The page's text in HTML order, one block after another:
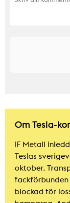
Om Tesla-
IF Metall
Teslas
oktober.
blockad för